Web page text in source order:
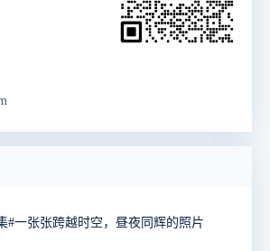
#一张张跨越时空，昼夜同辉的照片